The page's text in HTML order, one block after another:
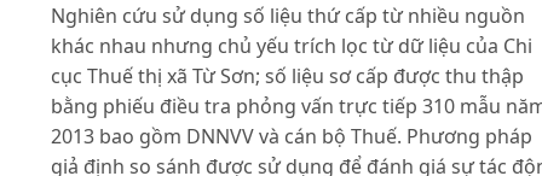
Nghiên cứu sử dụng số liệu thứ cấp từ nhiều nguồn
khác nhau nhưng chủ yếu trích lọc từ dữ liệu của Chi
cục Thuế thị xã Từ Sơn; số liệu sơ cấp được thu thập
bằng phiếu điều tra phỏng vấn trực tiếp 310 mẫu
2013 bao gồm DNNVV và cán bộ Thuế. Phương pháp
giả định so sánh được sử dụng để đánh giá sự tác